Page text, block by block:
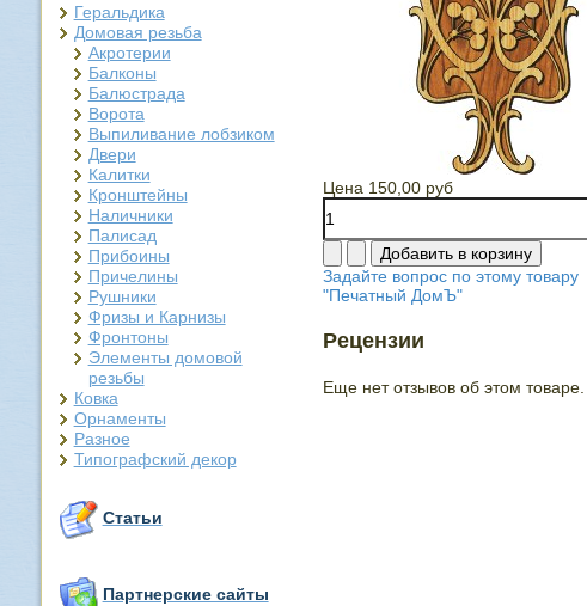
Геральдика
Домовая резьба
Акротерии
Балконы
Балюстрада
Ворота
Выпиливание лобзиком
Двери
Калитки
Кронштейны
Наличники
Палисад
Прибоины
Причелины
Рушники
Фризы и Карнизы
Фронтоны
Элементы домовой
резьбы
Ковка
Орнаменты
Разное
Типографский декор
Статьи
Партнерские сайты
Цена 150,00 руб
Задайте вопрос по этому товару
"Печатный ДомЪ"
Рецензии
Еще нет отзывов об этом товаре.